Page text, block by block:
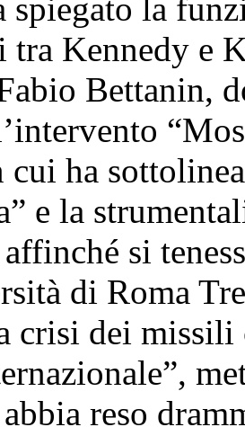
spiegato la
tra Kennedy e
Bettanin,
ha
e la
si
di Roma
crisi dei
reso